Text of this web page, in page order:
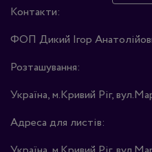
Контакти:
ФОП Дикий Ігор
Розташування:
Україна, м.Кривий Ріг,
Адреса для листів: